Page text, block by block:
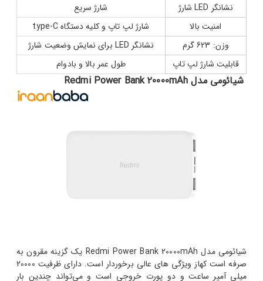
نشانگر LED شارژ
شارژ سریع
امنیت بالا
شارژ لپ تاپ و کلیه دستگاه type-C
وزن: 623 گرم
نشانگر LED برای نمایش وضعیت شارژ
قابلیت شارژ لپ تاپ
طول عمر بالا و بادوام
شیائومی مدل Redmi Power Bank 20000mAh
شیائومی مدل Redmi Power Bank 20000mAh یک گزینه مقرون به
صرفه است کهاز ویژگی های عالی برخوردار است. دارای ظرفیت 20000
میلی آمپر ساعت و دو پورت خروجی است و می‌تواند چندین بار